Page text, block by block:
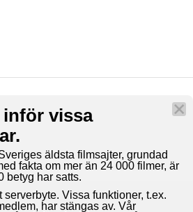
vissa
äldsta filmsajter, grundad
fakta om mer än 24 000 filmer, är
betyg har satts.
serverbyte. Vissa funktioner, t.ex.
har stängas av. Vår